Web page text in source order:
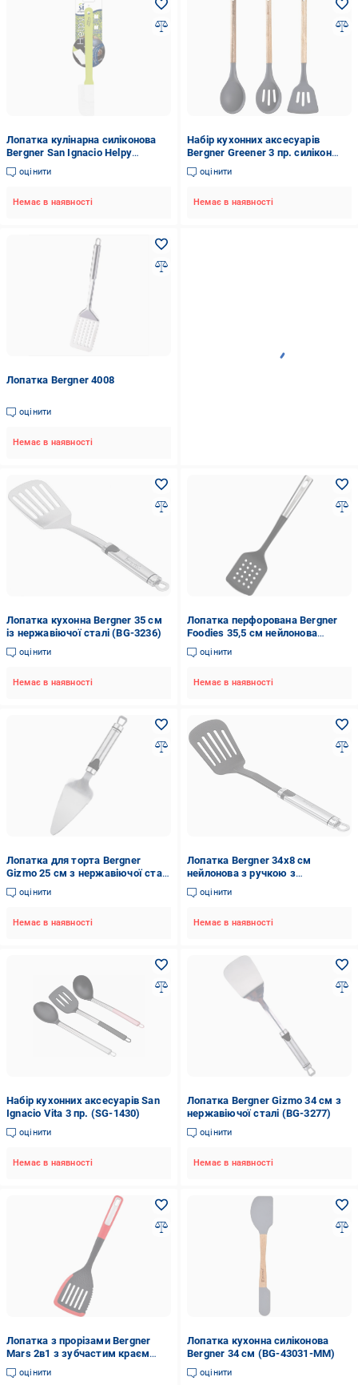
Лопатка кулінарна силіконова
Bergner San Ignacio Helpy
23,5х3,7 см Салатовий (SG-7291)
оцінити
Немає в наявності
Набір кухонних аксесуарів
Bergner Greener 3 пр. силікон
(BG-3445-MM)
оцінити
Немає в наявності
Лопатка Bergner 4008
оцінити
Немає в наявності
Лопатка кухонна Bergner 35 см
із нержавіючої сталі (BG-3236)
оцінити
Немає в наявності
Лопатка перфорована Bergner
Foodies 35,5 см нейлонова
(BGMP-4522)
оцінити
Немає в наявності
Лопатка для торта Bergner
Gizmo 25 см з нержавіючої сталі
(BG-3282)
оцінити
Немає в наявності
Лопатка Bergner 34х8 см
нейлонова з ручкою з
нержавіючої сталі (BG-3064)
оцінити
Немає в наявності
Набір кухонних аксесуарів San
Ignacio Vita 3 пр. (SG-1430)
оцінити
Немає в наявності
Лопатка Bergner Gizmo 34 см з
нержавіючої сталі (BG-3277)
оцінити
Немає в наявності
Лопатка з прорізами Bergner
Mars 2в1 з зубчастим краєм
34х11х6 см нейлон Чорно-
червоний (BG-38875-RD)
оцінити
Лопатка кухонна силіконова
Bergner 34 см (BG-43031-MM)
оцінити